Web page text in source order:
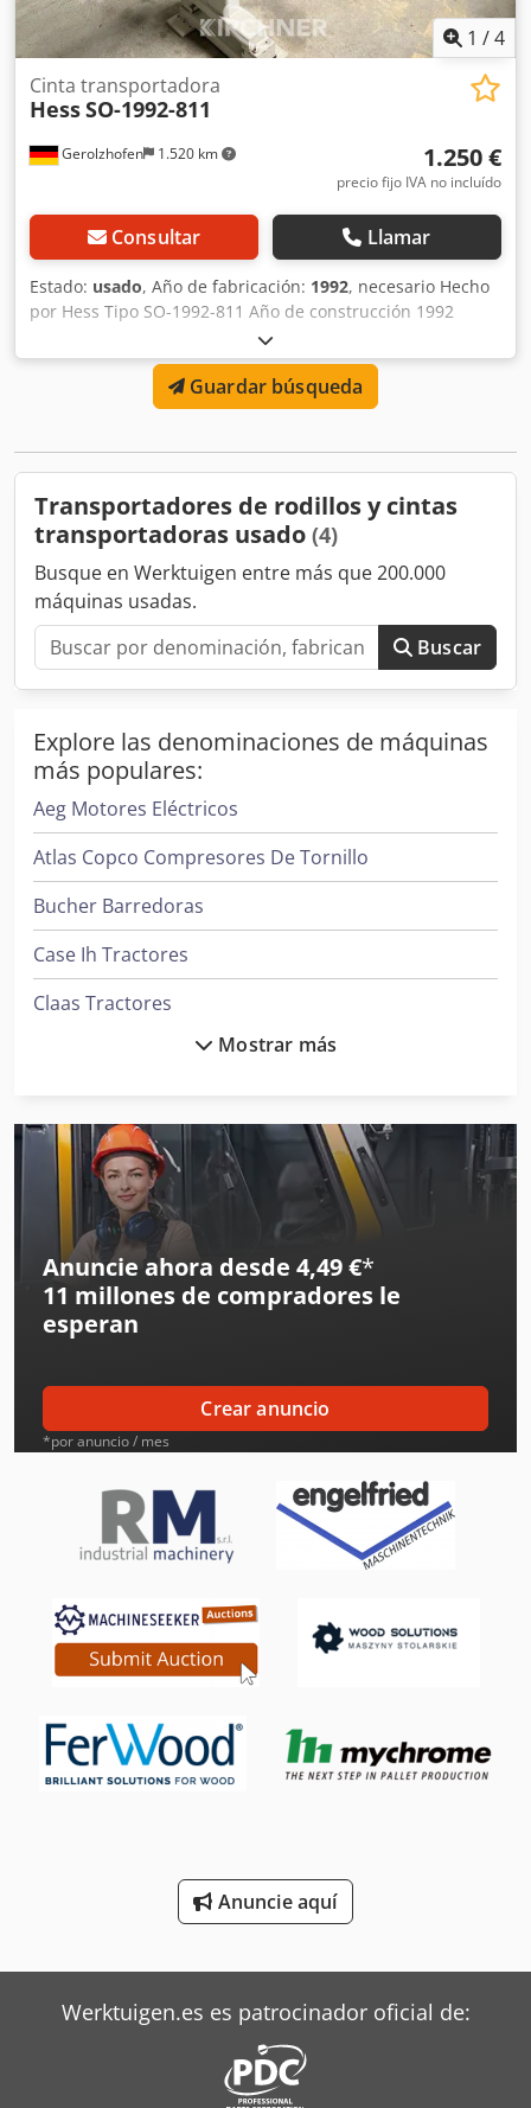
1 /4
Gerolzhofen 1.520 km
Cinta transportadora
HessSO-1992-811
1.250 €
precio fijo IVA no incluído
Consultar Llamar
Estado: usado, Año de fabricación: 1992, necesario Hecho
por Hess Tipo SO-1992-811 Año de construcción 1992
Longitud de vía aprox. 3200 mm Ancho de banda aprox.
Credpevwf H Sefx Apijf Motor de 0,25kW Velocidad de la
cinta transportadora continuamente ajustable Necesidad
de espacio aprox. 3250 mm x 800 mm x 1600 mm Lugar de
desembalado Entrega en el estado actual tal como se ve,
Guardar búsqueda
Transportadores de rodillos y cintas
transportadoras usado (4)
Busque en Werktuigen entre más que 200.000
máquinas usadas.
Buscar
Explore las denominaciones de máquinas
más populares:
Aeg Motores Eléctricos
Atlas Copco Compresores De Tornillo
Bucher Barredoras
Case Ih Tractores
Claas Tractores
Donaldson Filtros
Fendt Tractores
Hp Impresoras
Ingersoll Rand Compresores
Ingersoll Rand Herramientas
Iveco Volquetes
Jcb Tractores
Liebherr Grúas
Linde Tractor
Mitsubishi Aires Acondicionados
Siemens Motores Eléctricos
Still Tractor
Terberg Tractor
Trane Aires Acondicionados
Valtra Tractores
Mostrar más
Anuncie ahora desde 4,49 €*
11 millones de compradores le
esperan
Crear anuncio
*por anuncio / mes
Anuncie aquí
Werktuigen.es es patrocinador oficial de: